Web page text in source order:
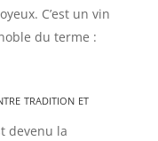
C’est un vin
du terme :
tradition et
devenu la